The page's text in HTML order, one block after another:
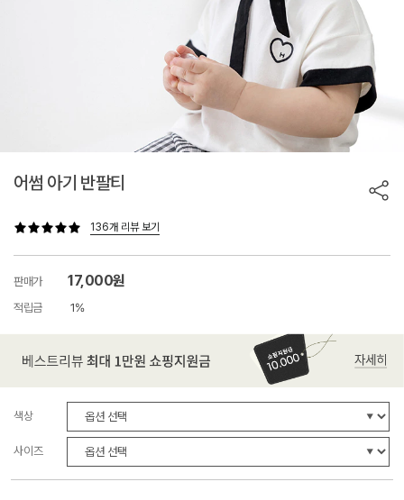
어썸 아기 반팔티
136개 리뷰 보기
판매가 17,000원
적립금 1%
색상
사이즈